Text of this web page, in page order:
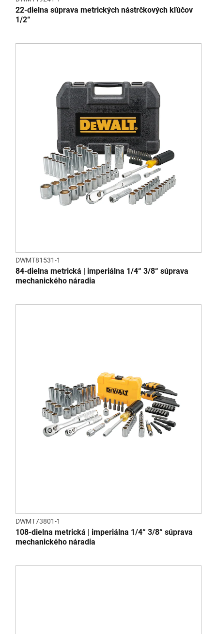
22-dielna súprava metrických nástrčkových kľúčov
1/2“
DWMT81531-1
84-dielna metrická | imperiálna 1/4“ 3/8“ súprava
mechanického náradia
DWMT73801-1
108-dielna metrická | imperiálna 1/4“ 3/8“ súprava
mechanického náradia